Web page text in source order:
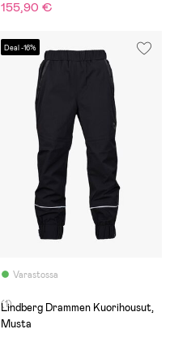
155,90 €
Deal -16%
Varastossa
(1)
Lindberg Drammen Kuorihousut,
Musta